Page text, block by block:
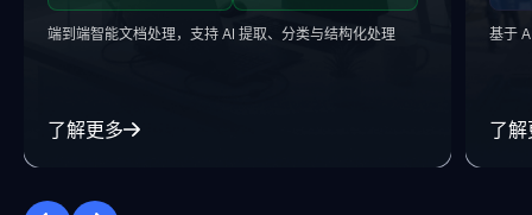
端到端智能文档处理，支持 AI 提取、分类与结构化处理
了解更多
基于
了